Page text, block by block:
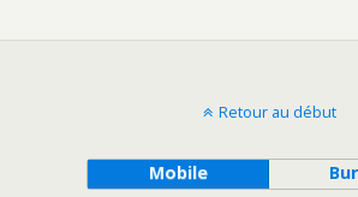
Retour au début
Mobile